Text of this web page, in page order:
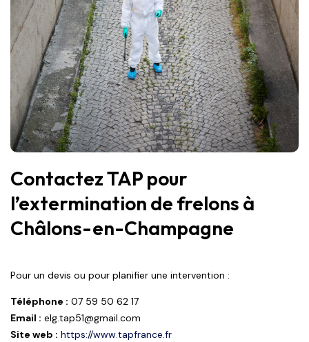
Contactez TAP pour
l’extermination de frelons à
Châlons-en-Champagne
Pour un devis ou pour planifier une intervention :
Téléphone : 07 59 50 62 17
Email : elg.tap51@gmail.com
Site web : https://www.tapfrance.fr